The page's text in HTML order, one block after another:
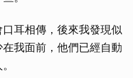
耳相傳，後來我發現似
我面前，他們已經自動